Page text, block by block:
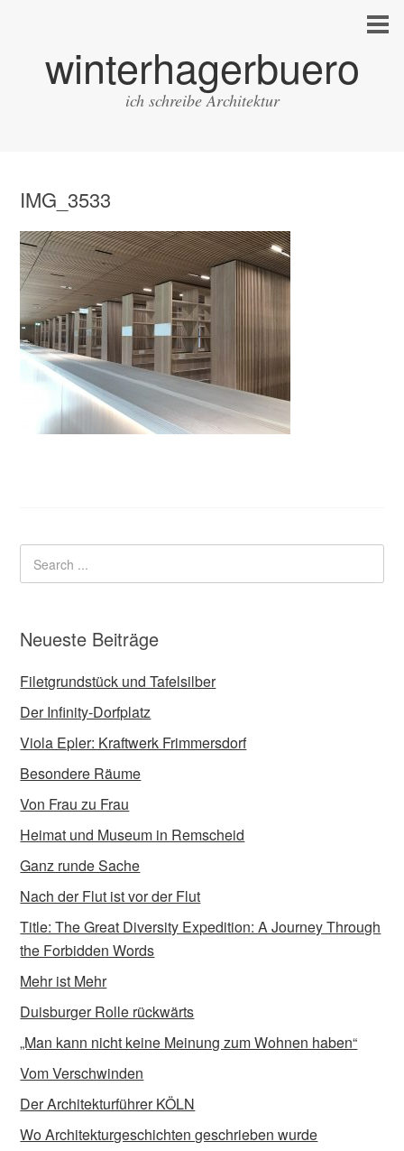
winterhagerbuero
ich schreibe Architektur
IMG_3533
Neueste Beiträge
Filetgrundstück und Tafelsilber
Der Infinity-Dorfplatz
Viola Epler: Kraftwerk Frimmersdorf
Besondere Räume
Von Frau zu Frau
Heimat und Museum in Remscheid
Ganz runde Sache
Nach der Flut ist vor der Flut
Title: The Great Diversity Expedition: A Journey Through
the Forbidden Words
Mehr ist Mehr
Duisburger Rolle rückwärts
„Man kann nicht keine Meinung zum Wohnen haben“
Vom Verschwinden
Der Architekturführer KÖLN
Wo Architekturgeschichten geschrieben wurde